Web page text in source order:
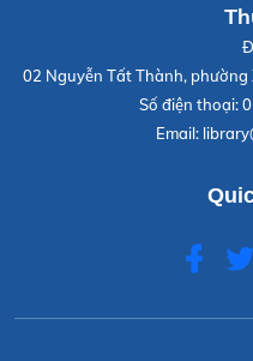
02 Nguyễn Tất Thành, phường
Số điện thoại:
Email: